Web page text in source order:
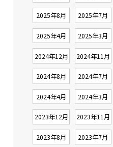
2025年8月 2025年7月
2025年4月 2025年3月
2024年12月 2024年11月
2024年8月 2024年7月
2024年4月 2024年3月
2023年12月 2023年11月
2023年8月 2023年7月